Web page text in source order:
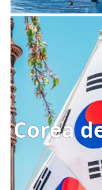
Corea